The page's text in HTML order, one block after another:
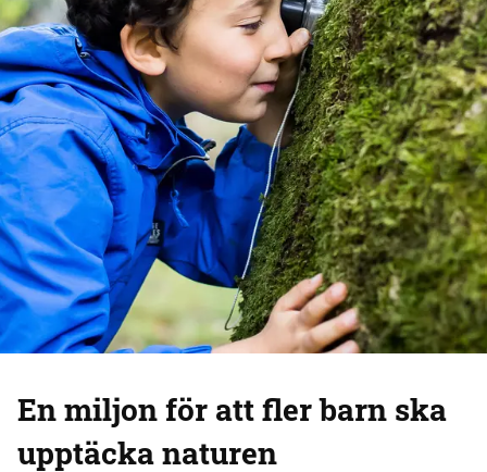
En miljon för att fler barn ska
upptäcka naturen